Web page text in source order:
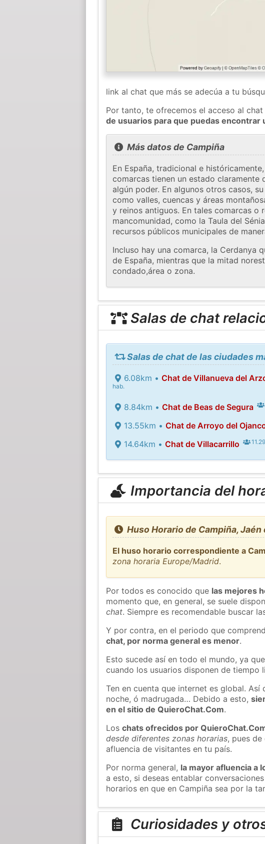
link al chat que más se adecúa a tu
Por tanto, te ofrecemos el acceso al
de usuarios para que puedas
Más datos de Campiña
En España, tradicional e
comarcas tienen un estado claramente
algún poder. En algunos otros casos,
como valles, cuencas y áreas
y reinos antiguos. En tales comarcas o
mancomunidad, como la Taula del
recursos públicos municipales de
Incluso hay una comarca, la Cerdanya
de España, mientras que la mitad
condado,área o zona.
Salas de chat
Salas de chat de las ciudades
6.08km • Chat de Villanueva del
hab.
8.84km • Chat de Beas de Segura
13.55km • Chat de Arroyo del
14.64km • Chat de Villacarrillo
Importancia del
Huso Horario de Campiña, Jaén
El huso horario correspondiente a
zona horaria Europe/Madrid.
Por todos es conocido que las mejores
momento que, en general, se suele
chat. Siempre es recomendable buscar
Y por contra, en el periodo que
chat, por norma general es menor.
Esto sucede así en todo el mundo, ya
cuando los usuarios disponen de
Ten en cuenta que internet es global.
noche, ó madrugada… Debido a esto,
en el sitio de QuieroChat.Com.
Loschats ofrecidos por
desde diferentes zonas horarias, pues
afluencia de visitantes en tu país.
Por norma general, la mayor afluencia a
a esto, si deseas entablar
horarios en que en Campiña sea por la
Curiosidades y